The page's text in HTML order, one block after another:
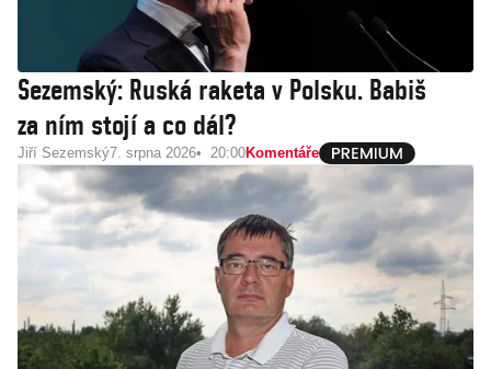
Sezemský: Ruská raketa v Polsku. Babiš
za ním stojí a co dál?
Jiří Sezemský7. srpna 2026 20:00Komentáře